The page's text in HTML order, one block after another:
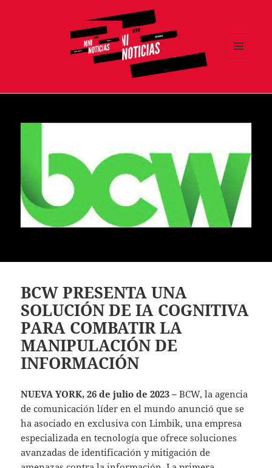
BCW PRESENTA UNA
SOLUCIÓN DE IA COGNITIVA
PARA COMBATIR LA
MANIPULACIÓN DE
INFORMACIÓN
NUEVA YORK, 26 de julio de 2023 –BCW, la agencia
de comunicación líder en el mundo anunció que se
ha asociado en exclusiva con Limbik, una empresa
especializada en tecnología que ofrece soluciones
avanzadas de identificación y mitigación de